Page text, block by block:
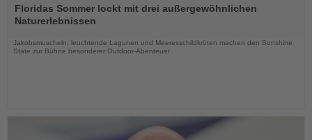
Sie
die
Floridas Sommer lockt mit drei außergewöhnlichen
Naturerlebnissen
Jakobsmuscheln, leuchtende Lagunen und Meeresschildkröten machen den Sunshine
State zur Bühne besonderer Outdoor-Abenteuer